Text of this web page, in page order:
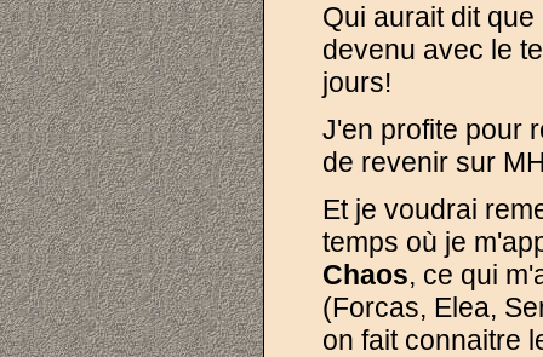
Qui aurait dit
devenu avec le
jours!
J'en profite pour
de revenir sur
Et je voudrai
temps où je
Chaos, ce qui
(Forcas, Elea,
on fait connaitre